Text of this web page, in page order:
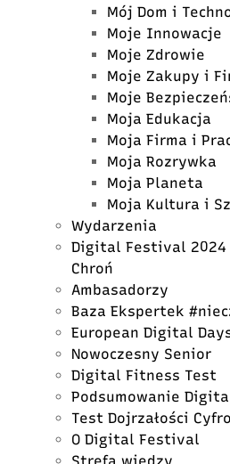
Mój Dom i
Moje Innowacje
Moje Zdrowie
Moje Zakupy i
Moje
Moja Edukacja
Moja Firma i
Moja Rozrywka
Moja Planeta
Moja Kultura i
Wydarzenia
Digital Festival 2024
Chroń
Ambasadorzy
Baza Ekspertek
European Digital
Nowoczesny Senior
Digital Fitness Test
Podsumowanie
Test Dojrzałości
O Digital Festival